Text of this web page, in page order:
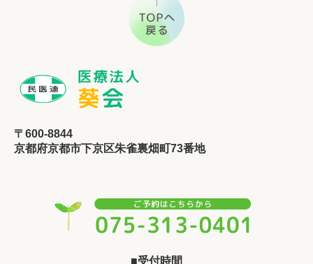
〒600-8844
京都府京都市下京区朱雀裏畑町73番地
■受付時間